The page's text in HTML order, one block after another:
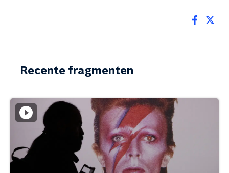
Recente fragmenten